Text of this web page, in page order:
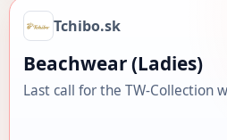
Tchibo.sk
Beachwear (Ladies)
Last call for the TW-Collection